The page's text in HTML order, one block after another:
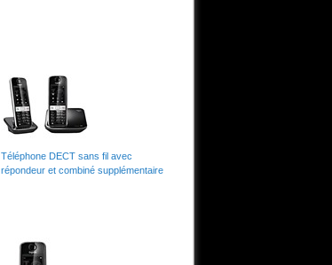
Téléphone DECT sans fil avec
répondeur et combiné supplémentaire